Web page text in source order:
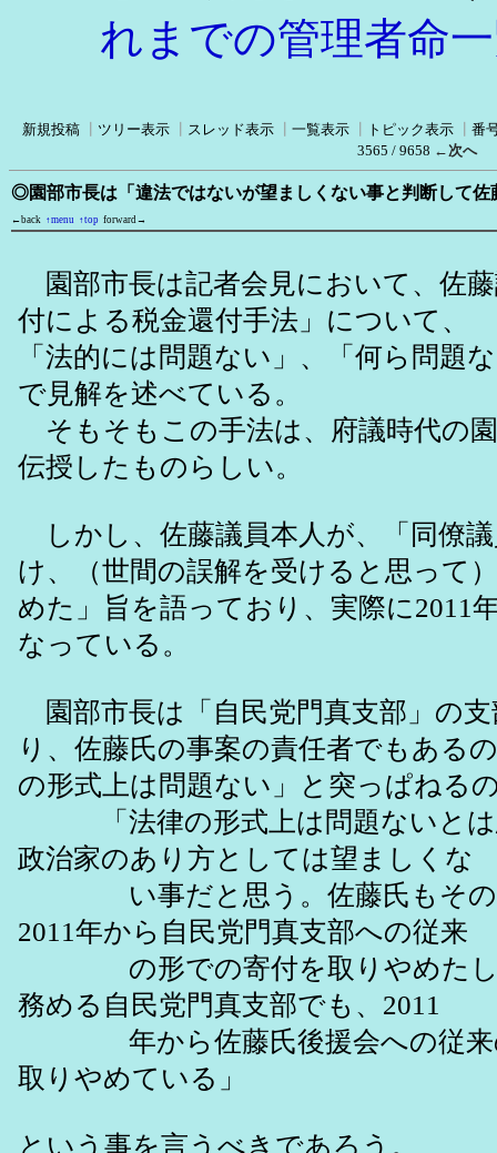
れまでの管理者命
新規投稿 ツリー表示 スレッド表示 一覧表示 トピック表示
番
3565 / 9658 ←次へ
◎園部市長は「違法ではないが望ましくない事と判断して佐
←back ↑menu ↑top forward→
園部市長は記者会見において、佐
付による税金還付手法」について、
「法的には問題ない」、「何ら問題
で見解を述べている。
そもそもこの手法は、府議時代の
伝授したものらしい。
しかし、佐藤議員本人が、「同僚
け、（世間の誤解を受けると思って
めた」旨を語っており、実際に2011
なっている。
園部市長は「自民党門真支部」の
り、佐藤氏の事案の責任者でもある
の形式上は問題ない」と突っぱねる
「法律の形式上は問題ないとは
政治家のあり方としては望ましくな
い事だと思う。佐藤氏もその
2011年から自民党門真支部への従来
の形での寄付を取りやめたし
務める自民党門真支部でも、2011
年から佐藤氏後援会への従来
取りやめている」
という事を言うべきであろう。